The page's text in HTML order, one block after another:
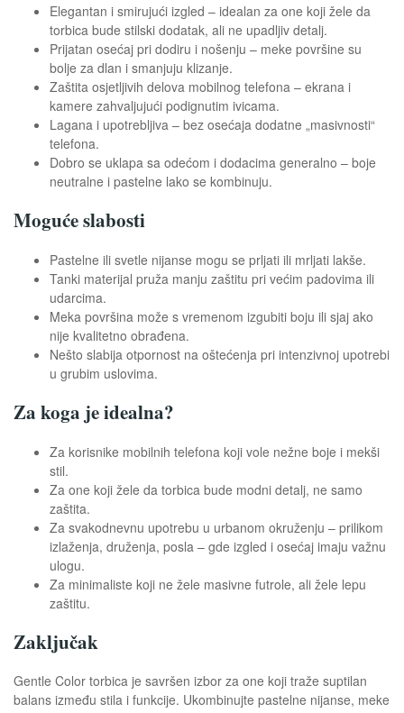
Elegantan i smirujući izgled – idealan za one koji žele da
torbica bude stilski dodatak, ali ne upadljiv detalj.
Prijatan osećaj pri dodiru i nošenju – meke površine su
bolje za dlan i smanjuju klizanje.
Zaštita osjetljivih delova mobilnog telefona – ekrana i
kamere zahvaljujući podignutim ivicama.
Lagana i upotrebljiva – bez osećaja dodatne „masivnosti“
telefona.
Dobro se uklapa sa odećom i dodacima generalno – boje
neutralne i pastelne lako se kombinuju.
Moguće slabosti
Pastelne ili svetle nijanse mogu se prljati ili mrljati lakše.
Tanki materijal pruža manju zaštitu pri većim padovima ili
udarcima.
Meka površina može s vremenom izgubiti boju ili sjaj ako
nije kvalitetno obrađena.
Nešto slabija otpornost na oštećenja pri intenzivnoj upotrebi
u grubim uslovima.
Za koga je idealna?
Za korisnike mobilnih telefona koji vole nežne boje i mekši
stil.
Za one koji žele da torbica bude modni detalj, ne samo
zaštita.
Za svakodnevnu upotrebu u urbanom okruženju – prilikom
izlaženja, druženja, posla – gde izgled i osećaj imaju važnu
ulogu.
Za minimaliste koji ne žele masivne futrole, ali žele lepu
zaštitu.
Zaključak
Gentle Color torbica je savršen izbor za one koji traže suptilan
balans između stila i funkcije. Ukombinujte pastelne nijanse, meke